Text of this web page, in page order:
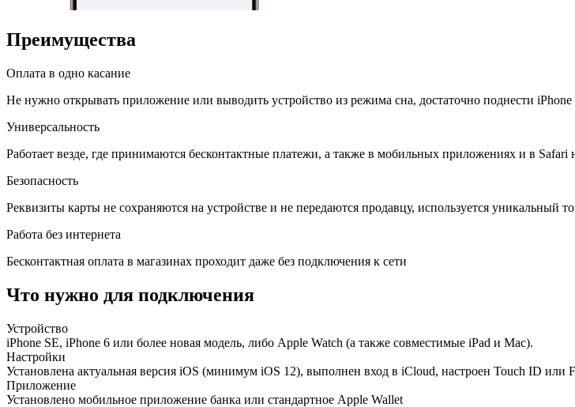
Преимущества
Оплата в одно касание
Не нужно открывать приложение или выводить устройство из режима сна, достаточно поднести
Универсальность
Работает везде, где принимаются бесконтактные платежи, а также в мобильных приложениях и в
Безопасность
Реквизиты карты не сохраняются на устройстве и не передаются продавцу, используется уникальный
Работа без интернета
Бесконтактная оплата в магазинах проходит даже без подключения к сети
Что нужно для подключения
Устройство
iPhone SE, iPhone 6 или более новая модель, либо Apple Watch (а также совместимые iPad и Mac).
Настройки
Установлена актуальная версия iOS (минимум iOS 12), выполнен вход в iCloud, настроен Touch ID или
Приложение
Установлено мобильное приложение банка или стандартное Apple Wallet